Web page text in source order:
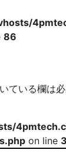
86
ている欄は
on line